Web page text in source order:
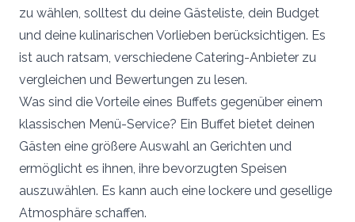
zu wählen, solltest du deine Gästeliste, dein Budget
und deine kulinarischen Vorlieben berücksichtigen. Es
ist auch ratsam, verschiedene Catering-Anbieter zu
vergleichen und Bewertungen zu lesen.
Was sind die Vorteile eines Buffets gegenüber einem
klassischen Menü-Service? Ein Buffet bietet deinen
Gästen eine größere Auswahl an Gerichten und
ermöglicht es ihnen, ihre bevorzugten Speisen
auszuwählen. Es kann auch eine lockere und gesellige
Atmosphäre schaffen.